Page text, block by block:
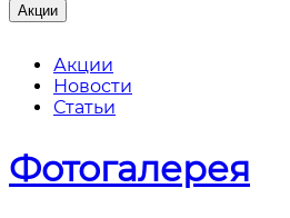
Акции
Акции
Новости
Статьи
Фотогалерея